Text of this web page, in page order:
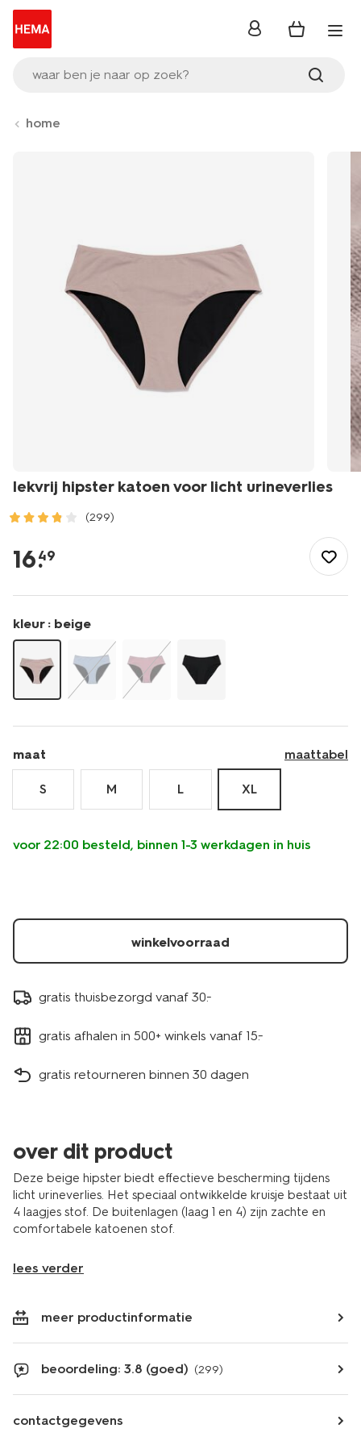
waar ben je naar op zoek?
inloggen
home
lekvrij hipster katoen voor licht urineverlies
(299)
hipster-
katoen-
licht-
urineverlies-
19640669.html
16.
49
kleur : beige
maat maattabel
S M L XL
voor 22:00 besteld, binnen 1-3 werkdagen in huis
winkelvoorraad
gratis thuisbezorgd vanaf 30.-
gratis afhalen in 500+ winkels vanaf 15.-
gratis retourneren binnen 30 dagen
over dit product
Deze beige hipster biedt effectieve bescherming tijdens
licht urineverlies. Het speciaal ontwikkelde kruisje bestaat uit
4 laagjes stof. De buitenlagen (laag 1 en 4) zijn zachte en
comfortabele katoenen stof.
lees verder
meer productinformatie
beoordeling: 3.8 (goed) (299)
contactgegevens